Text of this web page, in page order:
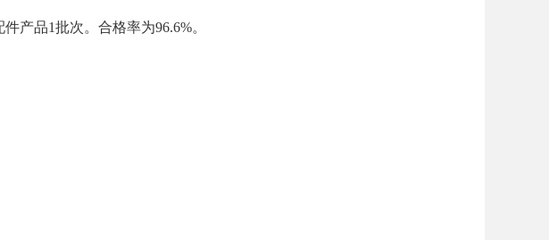
产品1批次。合格率为96.6%。